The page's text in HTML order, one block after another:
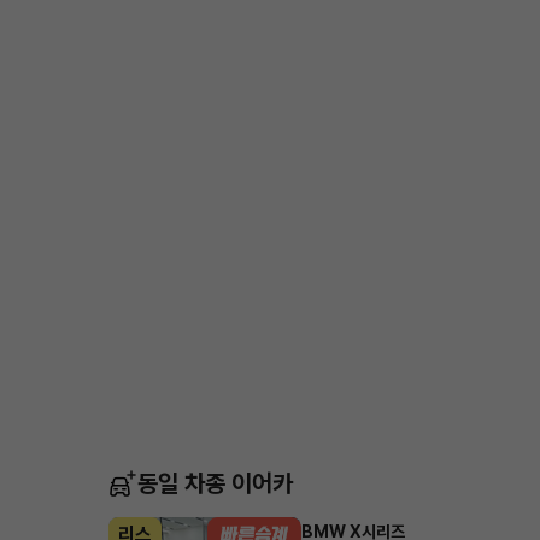
동일 차종 이어카
리스 BMW X시리즈